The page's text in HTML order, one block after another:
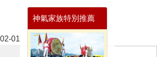
01
神氣家族特別推薦